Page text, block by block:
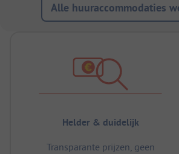
Alle huuraccommodaties
Helder & duidelijk
Transparante prijzen, geen